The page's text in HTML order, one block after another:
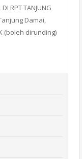
RPT TANJUNG
Damai,
(boleh dirunding)